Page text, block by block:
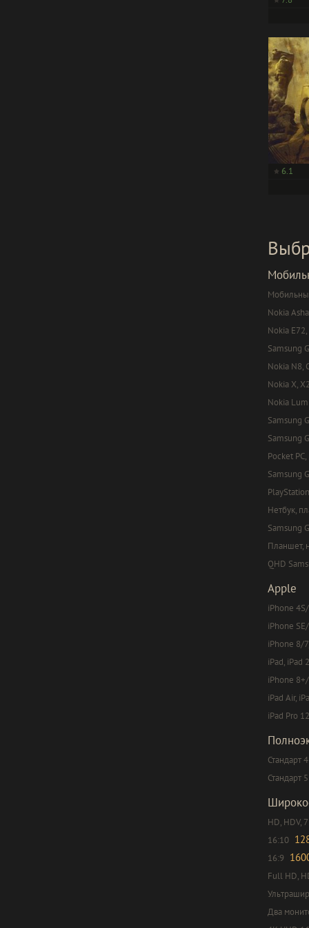
6.1
Nokia
Nokia
Samsung
Nokia N8,
Nokia X,
Nokia
Samsung
Samsung
Pocket
Samsung
Нетбук,
Samsung
Планшет,
QHD
Apple
iPhone
iPhone
iPhone 8/
iPad, iPad
iPhone
iPad Air,
iPad Pro
Стандарт
Стандарт
HD, HDV,
16:10
16:9
Full HD,
Два